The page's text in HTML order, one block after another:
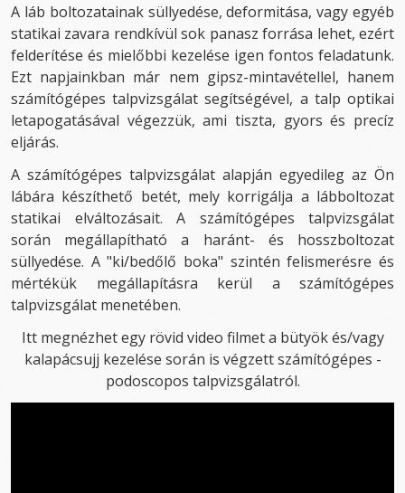
A láb boltozatainak süllyedése, deformitása, vagy egyéb
statikai zavara rendkívül sok panasz forrása lehet, ezért
felderítése és mielőbbi kezelése igen fontos feladatunk.
Ezt napjainkban már nem gipsz-mintavétellel, hanem
számítógépes talpvizsgálat segítségével, a talp optikai
letapogatásával végezzük, ami tiszta, gyors és precíz
eljárás.
A számítógépes talpvizsgálat alapján egyedileg az Ön
lábára készíthető betét, mely korrigálja a lábboltozat
statikai elváltozásait. A számítógépes talpvizsgálat
során megállapítható a haránt- és hosszboltozat
süllyedése. A "ki/bedőlő boka" szintén felismerésre és
mértékük megállapításra kerül a számítógépes
talpvizsgálat menetében.
Itt megnézhet egy rövid video filmet a bütyök és/vagy
kalapácsujj kezelése során is végzett számítógépes -
podoscopos talpvizsgálatról.